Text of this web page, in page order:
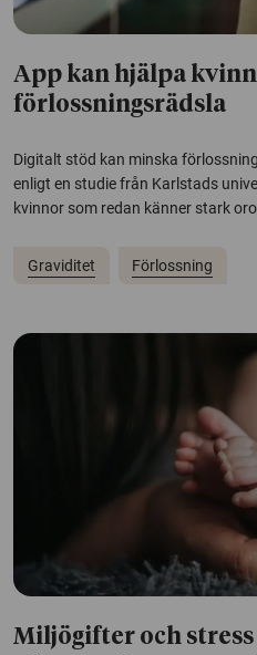
App kan hjälpa
förlossningsrädsla
Digitalt stöd kan minska
enligt en studie från Karlstads
kvinnor som redan känner stark
Graviditet Förlossning
Miljögifter och